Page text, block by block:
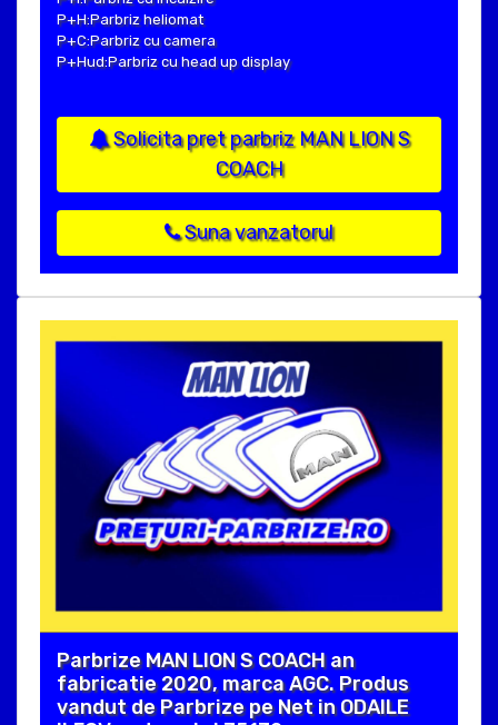
P+H:Parbriz heliomat
P+C:Parbriz cu camera
P+Hud:Parbriz cu head up display
Solicita pret parbriz MAN LION S
COACH
Suna vanzatorul
Parbrize MAN LION S COACH an
fabricatie 2020, marca AGC. Produs
vandut de Parbrize pe Net in ODAILE